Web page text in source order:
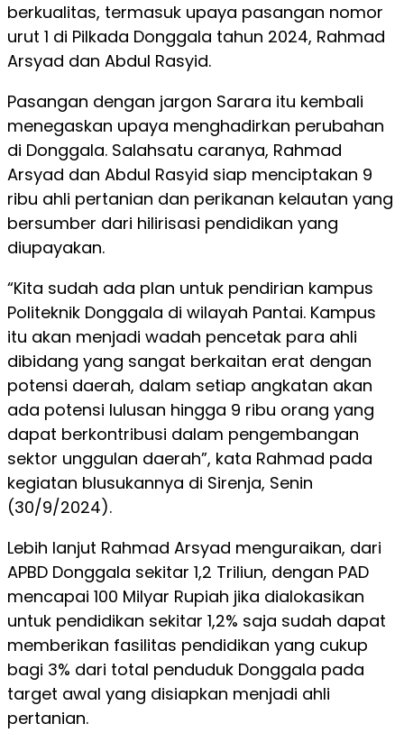
berkualitas, termasuk upaya pasangan nomor
urut 1 di Pilkada Donggala tahun 2024, Rahmad
Arsyad dan Abdul Rasyid.
Pasangan dengan jargon Sarara itu kembali
menegaskan upaya menghadirkan perubahan
di Donggala. Salahsatu caranya, Rahmad
Arsyad dan Abdul Rasyid siap menciptakan 9
ribu ahli pertanian dan perikanan kelautan yang
bersumber dari hilirisasi pendidikan yang
diupayakan.
“Kita sudah ada plan untuk pendirian kampus
Politeknik Donggala di wilayah Pantai. Kampus
itu akan menjadi wadah pencetak para ahli
dibidang yang sangat berkaitan erat dengan
potensi daerah, dalam setiap angkatan akan
ada potensi lulusan hingga 9 ribu orang yang
dapat berkontribusi dalam pengembangan
sektor unggulan daerah”, kata Rahmad pada
kegiatan blusukannya di Sirenja, Senin
(30/9/2024).
Lebih lanjut Rahmad Arsyad menguraikan, dari
APBD Donggala sekitar 1,2 Triliun, dengan PAD
mencapai 100 Milyar Rupiah jika dialokasikan
untuk pendidikan sekitar 1,2% saja sudah dapat
memberikan fasilitas pendidikan yang cukup
bagi 3% dari total penduduk Donggala pada
target awal yang disiapkan menjadi ahli
pertanian.